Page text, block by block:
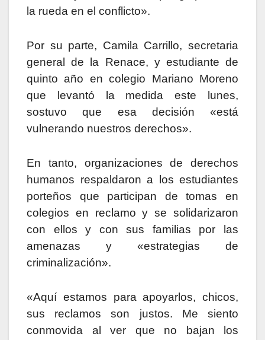
la rueda en el conflicto».
Por su parte, Camila Carrillo, secretaria
general de la Renace, y estudiante de
quinto año en colegio Mariano Moreno
que levantó la medida este lunes,
sostuvo que esa decisión «está
vulnerando nuestros derechos».
En tanto, organizaciones de derechos
humanos respaldaron a los estudiantes
porteños que participan de tomas en
colegios en reclamo y se solidarizaron
con ellos y con sus familias por las
amenazas y «estrategias de
criminalización».
«Aquí estamos para apoyarlos, chicos,
sus reclamos son justos. Me siento
conmovida al ver que no bajan los